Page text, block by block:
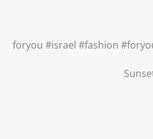
#israel #fashion